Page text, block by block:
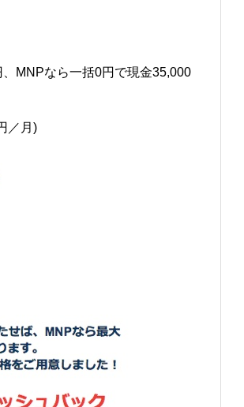
MNPなら一括0円で現金35,000
／月)